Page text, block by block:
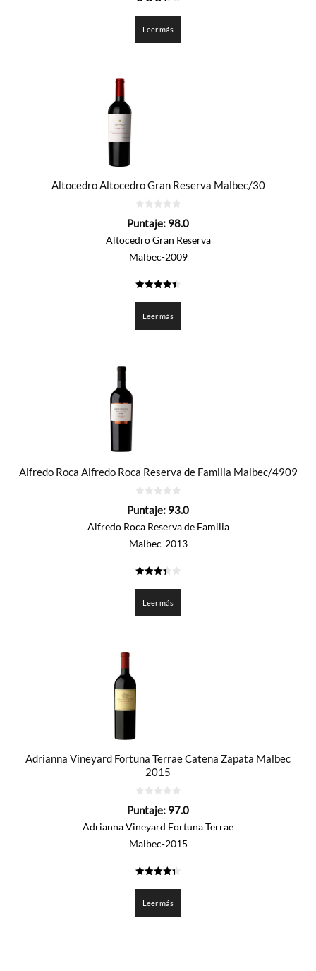
de 5
Leer más
Altocedro Altocedro Gran Reserva Malbec/30
de
Puntaje: 98.0
Altocedro Gran Reserva
Malbec-2009
de 5
Leer más
Alfredo Roca Alfredo Roca Reserva de Familia Malbec/4909
de
Puntaje: 93.0
Alfredo Roca Reserva de Familia
Malbec-2013
de 5
Leer más
Adrianna Vineyard Fortuna Terrae Catena Zapata Malbec
2015
de
Puntaje: 97.0
Adrianna Vineyard Fortuna Terrae
Malbec-2015
de 5
Leer más